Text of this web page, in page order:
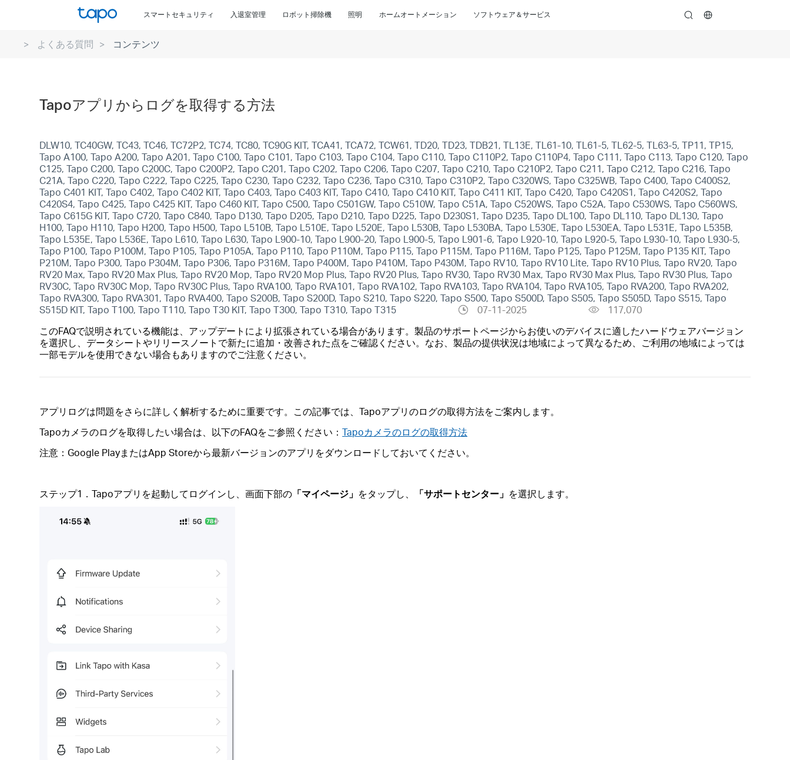
スマートセキュリティ 入退室管理 ロボット掃除機 照明 ホームオートメーション ソフトウェア＆サービス search
よくある質問 コンテンツ
Tapoアプリからログを取得する方法
DLW10, TC40GW, TC43, TC46, TC72P2, TC74, TC80, TC90G KIT, TCA41, TCA72, TCW61, TD20, TD23, TDB21, TL13E, TL61-10, TL61-5, TL62-5, TL63-5, TP11, TP15,
Tapo A100, Tapo A200, Tapo A201, Tapo C100, Tapo C101, Tapo C103, Tapo C104, Tapo C110, Tapo C110P2, Tapo C110P4, Tapo C111, Tapo C113, Tapo C120, Tapo
C125, Tapo C200, Tapo C200C, Tapo C200P2, Tapo C201, Tapo C202, Tapo C206, Tapo C207, Tapo C210, Tapo C210P2, Tapo C211, Tapo C212, Tapo C216, Tapo
C21A, Tapo C220, Tapo C222, Tapo C225, Tapo C230, Tapo C232, Tapo C236, Tapo C310, Tapo C310P2, Tapo C320WS, Tapo C325WB, Tapo C400, Tapo C400S2,
Tapo C401 KIT, Tapo C402, Tapo C402 KIT, Tapo C403, Tapo C403 KIT, Tapo C410, Tapo C410 KIT, Tapo C411 KIT, Tapo C420, Tapo C420S1, Tapo C420S2, Tapo
C420S4, Tapo C425, Tapo C425 KIT, Tapo C460 KIT, Tapo C500, Tapo C501GW, Tapo C510W, Tapo C51A, Tapo C520WS, Tapo C52A, Tapo C530WS, Tapo C560WS,
Tapo C615G KIT, Tapo C720, Tapo C840, Tapo D130, Tapo D205, Tapo D210, Tapo D225, Tapo D230S1, Tapo D235, Tapo DL100, Tapo DL110, Tapo DL130, Tapo
H100, Tapo H110, Tapo H200, Tapo H500, Tapo L510B, Tapo L510E, Tapo L520E, Tapo L530B, Tapo L530BA, Tapo L530E, Tapo L530EA, Tapo L531E, Tapo L535B,
Tapo L535E, Tapo L536E, Tapo L610, Tapo L630, Tapo L900-10, Tapo L900-20, Tapo L900-5, Tapo L901-6, Tapo L920-10, Tapo L920-5, Tapo L930-10, Tapo L930-5,
Tapo P100, Tapo P100M, Tapo P105, Tapo P105A, Tapo P110, Tapo P110M, Tapo P115, Tapo P115M, Tapo P116M, Tapo P125, Tapo P125M, Tapo P135 KIT, Tapo
P210M, Tapo P300, Tapo P304M, Tapo P306, Tapo P316M, Tapo P400M, Tapo P410M, Tapo P430M, Tapo RV10, Tapo RV10 Lite, Tapo RV10 Plus, Tapo RV20, Tapo
RV20 Max, Tapo RV20 Max Plus, Tapo RV20 Mop, Tapo RV20 Mop Plus, Tapo RV20 Plus, Tapo RV30, Tapo RV30 Max, Tapo RV30 Max Plus, Tapo RV30 Plus, Tapo
RV30C, Tapo RV30C Mop, Tapo RV30C Plus, Tapo RVA100, Tapo RVA101, Tapo RVA102, Tapo RVA103, Tapo RVA104, Tapo RVA105, Tapo RVA200, Tapo RVA202,
Tapo RVA300, Tapo RVA301, Tapo RVA400, Tapo S200B, Tapo S200D, Tapo S210, Tapo S220, Tapo S500, Tapo S500D, Tapo S505, Tapo S505D, Tapo S515, Tapo
S515D KIT, Tapo T100, Tapo T110, Tapo T30 KIT, Tapo T300, Tapo T310, Tapo T315
07-11-2025
117,070
このFAQで説明されている機能は、アップデートにより拡張されている場合があります。製品のサポートページからお使いのデバイスに適したハードウェアバージョン
を選択し、データシートやリリースノートで新たに追加・改善された点をご確認ください。なお、製品の提供状況は地域によって異なるため、ご利用の地域によっては
一部モデルを使用できない場合もありますのでご注意ください。
アプリログは問題をさらに詳しく解析するために重要です。この記事では、Tapoアプリのログの取得方法をご案内します。
Tapoカメラのログを取得したい場合は、以下のFAQをご参照ください：Tapoカメラのログの取得方法
注意：Google PlayまたはApp Storeから最新バージョンのアプリをダウンロードしておいてください。
ステップ1．Tapoアプリを起動してログインし、画面下部の 「マイページ」 をタップし、 「サポートセンター」 を選択します。